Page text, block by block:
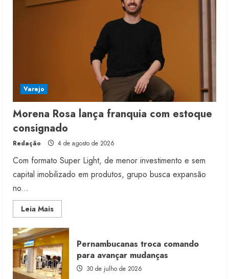
Varejo
Morena Rosa lança franquia com estoque
consignado
Redação 4 de agosto de 2026
Com formato Super Light, de menor investimento e sem
capital imobilizado em produtos, grupo busca expansão
no...
Leia MaisRead
more
Morena
Rosa
lança
franquia
com
estoque
consignado
Pernambucanas troca comando
para avançar mudanças
30 de julho de 2026